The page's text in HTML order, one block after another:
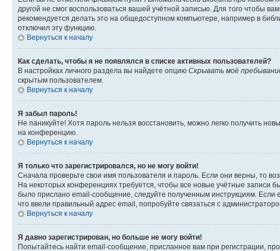
другой не смог воспользоваться вашей учётной записью. Для того чтобы
рекомендуется делать это на общедоступном компьютере, например в
отключил эту функцию.
Вернуться к началу
Как сделать, чтобы я не появлялся в списке активных пользователей?
В настройках личного раздела вы найдете опцию Скрывать моё
скрытым пользователем.
Вернуться к началу
Я забыл пароль!
Не паникуйте! Хотя пароль нельзя восстановить, можно легко получить
на конференцию.
Вернуться к началу
Я только что зарегистрировался, но не могу войти!
Сначала проверьте свои имя пользователя и пароль. Если они верны, то
На некоторых конференциях требуется, чтобы все новые учётные записи
было прислано email-сообщение, следуйте полученным инструкциям.
что ввели правильный адрес email, попробуйте связаться с
Вернуться к началу
Я давно зарегистрирован, но больше не могу войти!
Попытайтесь найти email-сообщение, присланное вам при регистрации,